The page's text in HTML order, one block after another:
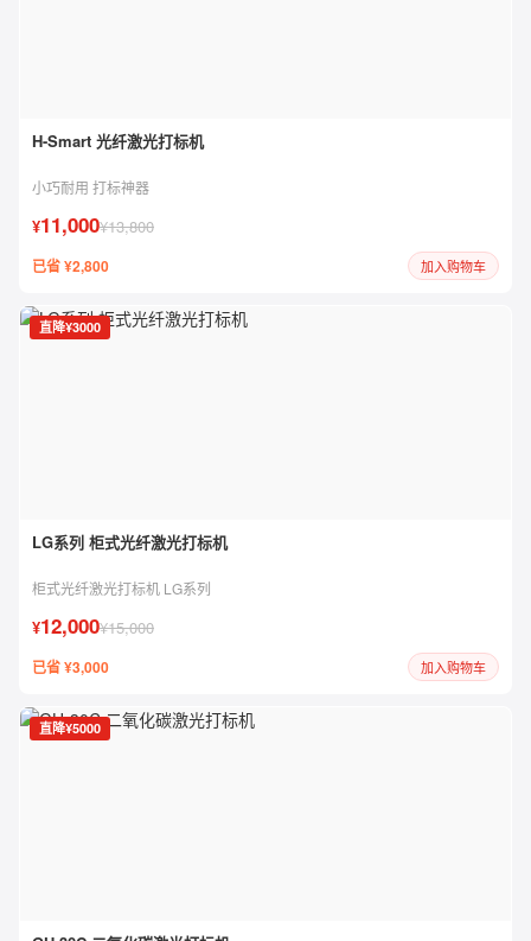
H-Smart 光纤激光打标机
小巧耐用 打标神器
¥11,000¥13,800
已省 ¥2,800 加入购物车
直降¥3000
LG系列 柜式光纤激光打标机
柜式光纤激光打标机 LG系列
¥12,000¥15,000
已省 ¥3,000 加入购物车
直降¥5000